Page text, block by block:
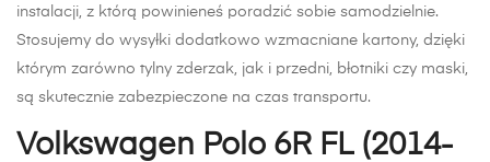
instalacji, z którą powinieneś poradzić sobie samodzielnie.
Stosujemy do wysyłki dodatkowo wzmacniane kartony, dzięki
którym zarówno tylny zderzak, jak i przedni, błotniki czy maski,
są skutecznie zabezpieczone na czas transportu.
Volkswagen Polo 6R FL (2014-